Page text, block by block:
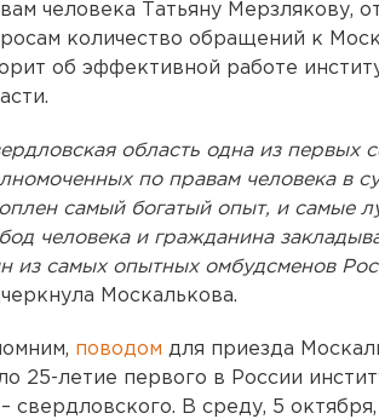
человека Татьяну Мерзлякову,
количество обращений к
об эффективной работе
область одна из первых
по правам человека в
самый богатый опыт, и самые
человека и гражданина
из самых опытных омбудсменов
Москалькова.
поводом для приезда
25-летие первого в России
свердловского. В среду, 5